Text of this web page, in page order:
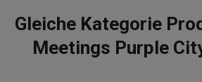
Gleiche Kategorie
Meetings Purple